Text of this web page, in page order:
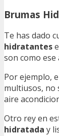
Brumas
Te has dado
hidratantes
son como
Por ejemplo,
multiusos, no
aire
Otro rey en
hidratada y